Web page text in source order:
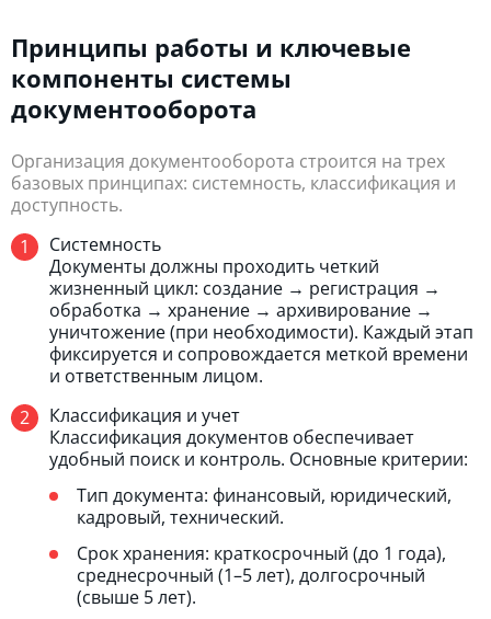
Принципы работы и ключевые
компоненты системы
документооборота
Организация документооборота строится на трех
базовых принципах: системность, классификация и
доступность.
Системность
Документы должны проходить четкий
жизненный цикл: создание → регистрация →
обработка → хранение → архивирование →
уничтожение (при необходимости). Каждый этап
фиксируется и сопровождается меткой времени
и ответственным лицом.
Классификация и учет
Классификация документов обеспечивает
удобный поиск и контроль. Основные критерии:
Тип документа: финансовый, юридический,
кадровый, технический.
Срок хранения: краткосрочный (до 1 года),
среднесрочный (1–5 лет), долгосрочный
(свыше 5 лет).